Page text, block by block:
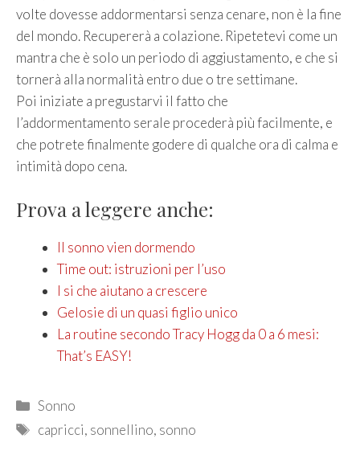
volte dovesse addormentarsi senza cenare, non è la fine
del mondo. Recupererà a colazione. Ripetetevi come un
mantra che è solo un periodo di aggiustamento, e che si
tornerà alla normalità entro due o tre settimane.
Poi iniziate a pregustarvi il fatto che
l’addormentamento serale procederà più facilmente, e
che potrete finalmente godere di qualche ora di calma e
intimità dopo cena.
Prova a leggere anche:
Il sonno vien dormendo
Time out: istruzioni per l’uso
I si che aiutano a crescere
Gelosie di un quasi figlio unico
La routine secondo Tracy Hogg da 0 a 6 mesi:
That’s EASY!
Categories
Sonno
Tags
capricci, sonnellino, sonno